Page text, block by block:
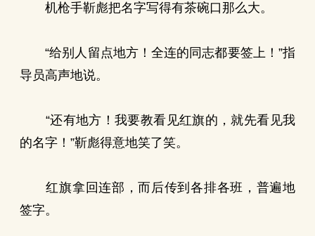
机枪手靳彪把名字写得有茶碗口那么大。
“给别人留点地方！全连的同志都要签上！”指
导员高声地说。
“还有地方！我要教看见红旗的，就先看见我
的名字！”靳彪得意地笑了笑。
红旗拿回连部，而后传到各排各班，普遍地
签字。